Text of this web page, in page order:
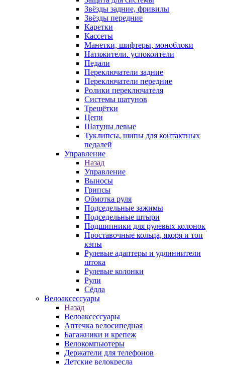
Звёзды задние, фривилы
Звёзды передние
Каретки
Кассеты
Манетки, шифтеры, моноблоки
Натяжители. успокоители
Педали
Переключатели задние
Переключатели передние
Ролики переключателя
Системы шатунов
Трещётки
Цепи
Шатуны левые
Туклипсы, шипы для контактных
педалей
Управление
Назад
Управление
Выносы
Грипсы
Обмотка руля
Подседельные зажимы
Подседельные штыри
Подшипники для рулевых колонок
Проставочные кольца, якоря и топ
кэпы
Рулевые адаптеры и удлиннители
штока
Рулевые колонки
Рули
Сёдла
Велоаксессуары
Назад
Велоаксессуары
Аптечка велосипедная
Багажники и крепеж
Велокомпьютеры
Держатели для телефонов
Детские велокресла